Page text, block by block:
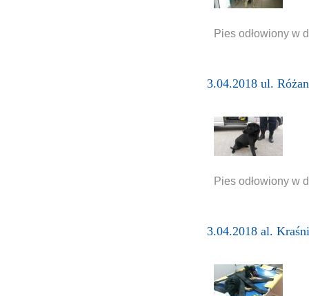
Pies odłowiony w
3.04.2018 ul.
Pies odłowiony w
3.04.2018 al.